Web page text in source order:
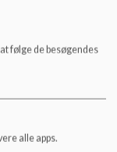
følge de besøgendes
alle apps.